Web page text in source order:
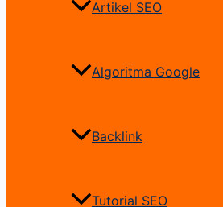
Artikel SEO
Algoritma Google
Backlink
Tutorial SEO